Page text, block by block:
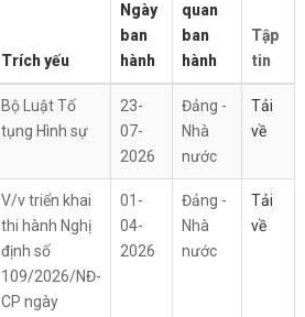
Trích yếu
Ngày
ban
hành
quan
ban
hành
Tập
tin
Bộ Luật Tố
tụng Hình sự
23-
07-
2026
Đảng -
Nhà
nước
Tải
về
V/v triển khai
thi hành Nghị
định số
109/2026/NĐ-
CP ngày
01-
04-
2026
Đảng -
Nhà
nước
Tải
về